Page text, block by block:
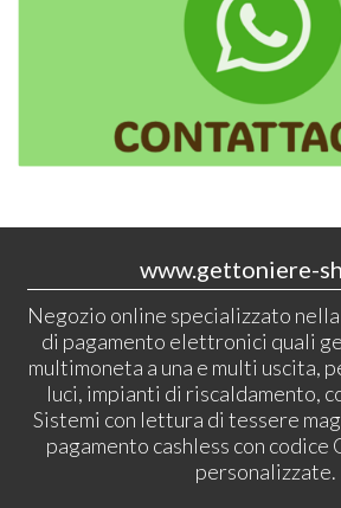
www.gettoniere-
Negozio online specializzato
di pagamento elettronici quali
multimoneta a una e multi uscita,
luci, impianti di riscaldamento,
Sistemi con lettura di tessere
pagamento cashless con codice
personalizzate.